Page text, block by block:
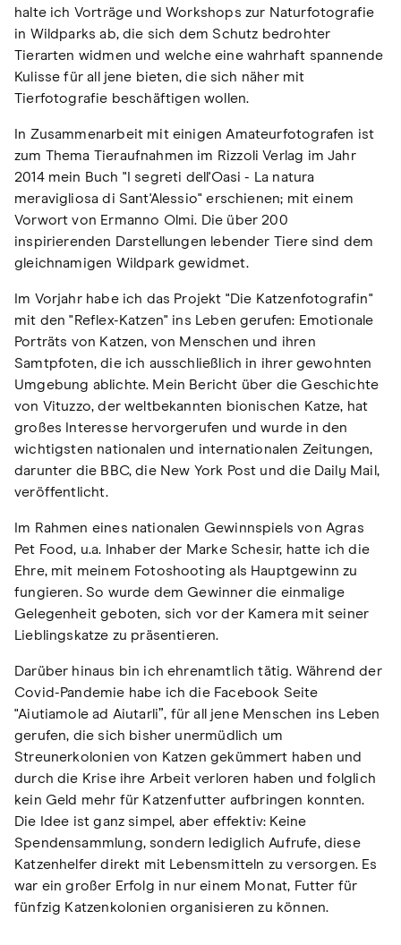
halte ich Vorträge und Workshops zur Naturfotografie
in Wildparks ab, die sich dem Schutz bedrohter
Tierarten widmen und welche eine wahrhaft spannende
Kulisse für all jene bieten, die sich näher mit
Tierfotografie beschäftigen wollen.
In Zusammenarbeit mit einigen Amateurfotografen ist
zum Thema Tieraufnahmen im Rizzoli Verlag im Jahr
2014 mein Buch "I segreti dell'Oasi - La natura
meravigliosa di Sant'Alessio" erschienen; mit einem
Vorwort von Ermanno Olmi. Die über 200
inspirierenden Darstellungen lebender Tiere sind dem
gleichnamigen Wildpark gewidmet.
Im Vorjahr habe ich das Projekt "Die Katzenfotografin"
mit den "Reflex-Katzen" ins Leben gerufen: Emotionale
Porträts von Katzen, von Menschen und ihren
Samtpfoten, die ich ausschließlich in ihrer gewohnten
Umgebung ablichte. Mein Bericht über die Geschichte
von Vituzzo, der weltbekannten bionischen Katze, hat
großes Interesse hervorgerufen und wurde in den
wichtigsten nationalen und internationalen Zeitungen,
darunter die BBC, die New York Post und die Daily Mail,
veröffentlicht.
Im Rahmen eines nationalen Gewinnspiels von Agras
Pet Food, u.a. Inhaber der Marke Schesir, hatte ich die
Ehre, mit meinem Fotoshooting als Hauptgewinn zu
fungieren. So wurde dem Gewinner die einmalige
Gelegenheit geboten, sich vor der Kamera mit seiner
Lieblingskatze zu präsentieren.
Darüber hinaus bin ich ehrenamtlich tätig. Während der
Covid-Pandemie habe ich die Facebook Seite
"Aiutiamole ad Aiutarli”, für all jene Menschen ins Leben
gerufen, die sich bisher unermüdlich um
Streunerkolonien von Katzen gekümmert haben und
durch die Krise ihre Arbeit verloren haben und folglich
kein Geld mehr für Katzenfutter aufbringen konnten.
Die Idee ist ganz simpel, aber effektiv: Keine
Spendensammlung, sondern lediglich Aufrufe, diese
Katzenhelfer direkt mit Lebensmitteln zu versorgen. Es
war ein großer Erfolg in nur einem Monat, Futter für
fünfzig Katzenkolonien organisieren zu können.